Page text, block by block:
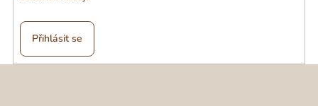
Přihlásit se